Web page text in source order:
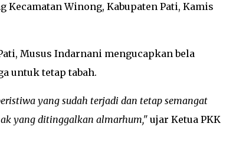
Kecamatan Winong, Kabupaten Pati, Kamis
Musus Indarnani mengucapkan bela
untuk tetap tabah.
yang sudah terjadi dan tetap semangat
yang ditinggalkan almarhum," ujar Ketua PKK